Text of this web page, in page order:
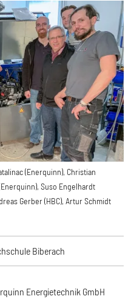
(Enerquinn), Christian
Suso Engelhardt
Gerber (HBC), Artur Schmidt
Biberach
Energietechnik GmbH